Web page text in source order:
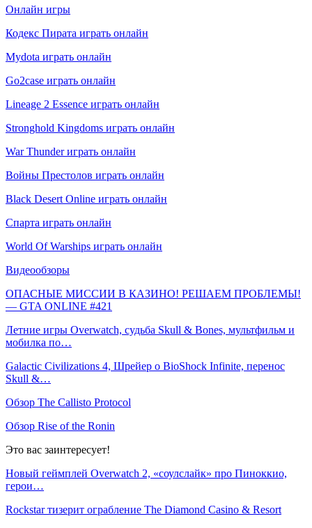
Онлайн игры
Кодекс Пирата играть онлайн
Mydota играть онлайн
Go2case играть онлайн
Lineage 2 Essence играть онлайн
Stronghold Kingdoms играть онлайн
War Thunder играть онлайн
Войны Престолов играть онлайн
Black Desert Online играть онлайн
Спарта играть онлайн
World Of Warships играть онлайн
Видеообзоры
ОПАСНЫЕ МИССИИ В КАЗИНО! РЕШАЕМ ПРОБЛЕМЫ!
— GTA ONLINE #421
Летние игры Overwatch, судьба Skull & Bones, мультфильм и
мобилка по…
Galactic Civilizations 4, Шрейер о BioShock Infinite, перенос
Skull &…
Обзор The Callisto Protocol
Обзор Rise of the Ronin
Это вас заинтересует!
Новый геймплей Overwatch 2, «соулслайк» про Пиноккио,
герои…
Rockstar тизерит ограбление The Diamond Casino & Resort